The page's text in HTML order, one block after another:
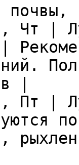
почвы,
Чт |
|
Пт |